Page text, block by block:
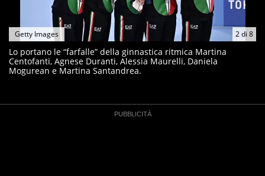
2di 8
Getty Images
Lo portano le “farfalle” della ginnastica ritmica Martina
Centofanti, Agnese Duranti, Alessia Maurelli, Daniela
Mogurean e Martina Santandrea.